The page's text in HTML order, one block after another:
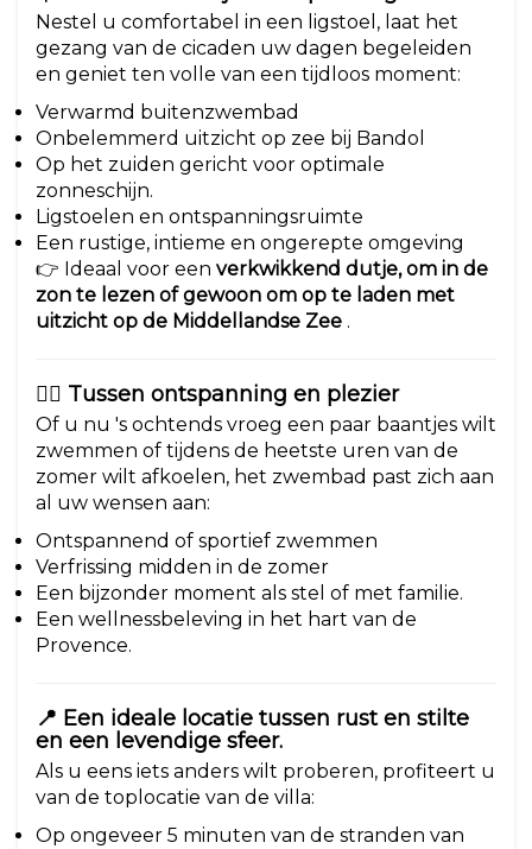
Nestel u comfortabel in een ligstoel, laat het
gezang van de cicaden uw dagen begeleiden
en geniet ten volle van een tijdloos moment:
Verwarmd buitenzwembad
Onbelemmerd uitzicht op zee bij Bandol
Op het zuiden gericht voor optimale
zonneschijn.
Ligstoelen en ontspanningsruimte
Een rustige, intieme en ongerepte omgeving
👉 Ideaal voor een verkwikkend dutje, om in de
zon te lezen of gewoon om op te laden met
uitzicht op de Middellandse Zee .
🏊‍♂️ Tussen ontspanning en plezier
Of u nu 's ochtends vroeg een paar baantjes wilt
zwemmen of tijdens de heetste uren van de
zomer wilt afkoelen, het zwembad past zich aan
al uw wensen aan:
Ontspannend of sportief zwemmen
Verfrissing midden in de zomer
Een bijzonder moment als stel of met familie.
Een wellnessbeleving in het hart van de
Provence.
📍 Een ideale locatie tussen rust en stilte
en een levendige sfeer.
Als u eens iets anders wilt proberen, profiteert u
van de toplocatie van de villa:
Op ongeveer 5 minuten van de stranden van